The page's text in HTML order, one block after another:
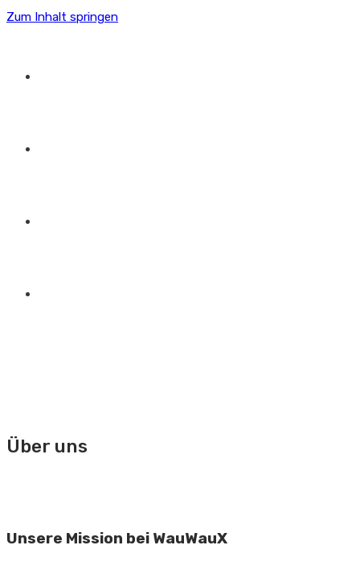
Zum Inhalt springen
Über uns
Unsere Mission bei WauWauX